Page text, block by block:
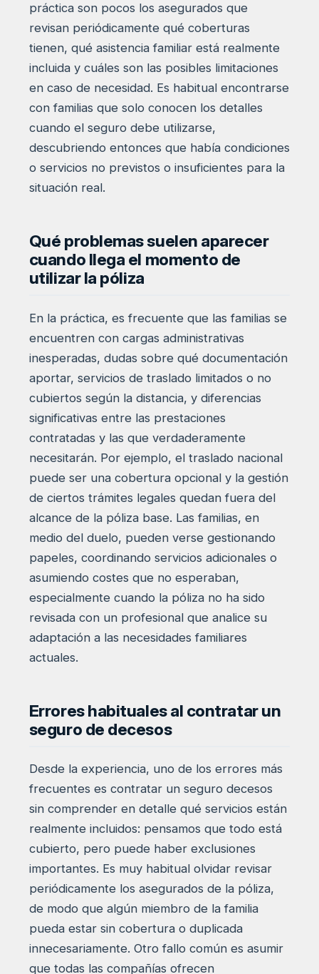
práctica son pocos los asegurados que
revisan periódicamente qué coberturas
tienen, qué asistencia familiar está realmente
incluida y cuáles son las posibles limitaciones
en caso de necesidad. Es habitual encontrarse
con familias que solo conocen los detalles
cuando el seguro debe utilizarse,
descubriendo entonces que había condiciones
o servicios no previstos o insuficientes para la
situación real.
Qué problemas suelen aparecer
cuando llega el momento de
utilizar la póliza
En la práctica, es frecuente que las familias se
encuentren con cargas administrativas
inesperadas, dudas sobre qué documentación
aportar, servicios de traslado limitados o no
cubiertos según la distancia, y diferencias
significativas entre las prestaciones
contratadas y las que verdaderamente
necesitarán. Por ejemplo, el traslado nacional
puede ser una cobertura opcional y la gestión
de ciertos trámites legales quedan fuera del
alcance de la póliza base. Las familias, en
medio del duelo, pueden verse gestionando
papeles, coordinando servicios adicionales o
asumiendo costes que no esperaban,
especialmente cuando la póliza no ha sido
revisada con un profesional que analice su
adaptación a las necesidades familiares
actuales.
Errores habituales al contratar un
seguro de decesos
Desde la experiencia, uno de los errores más
frecuentes es contratar un seguro decesos
sin comprender en detalle qué servicios están
realmente incluidos: pensamos que todo está
cubierto, pero puede haber exclusiones
importantes. Es muy habitual olvidar revisar
periódicamente los asegurados de la póliza,
de modo que algún miembro de la familia
pueda estar sin cobertura o duplicada
innecesariamente. Otro fallo común es asumir
que todas las compañías ofrecen